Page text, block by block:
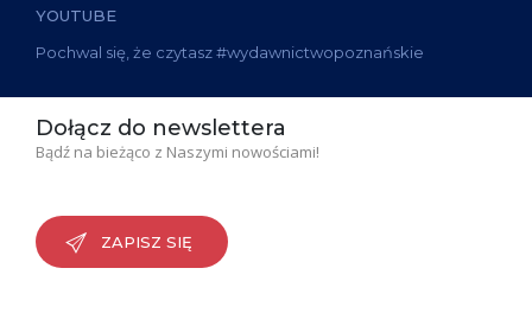
YOUTUBE
Pochwal się, że czytasz #wydawnictwopoznańskie
Dołącz do newslettera
Bądź na bieżąco z Naszymi nowościami!
ZAPISZ SIĘ